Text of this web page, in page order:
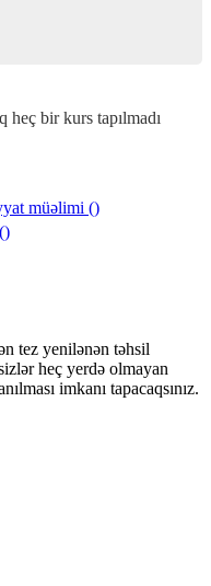
bir kurs tapılmadı
tez yenilənən təhsil
heç yerdə olmayan
imkanı tapacaqsınız.